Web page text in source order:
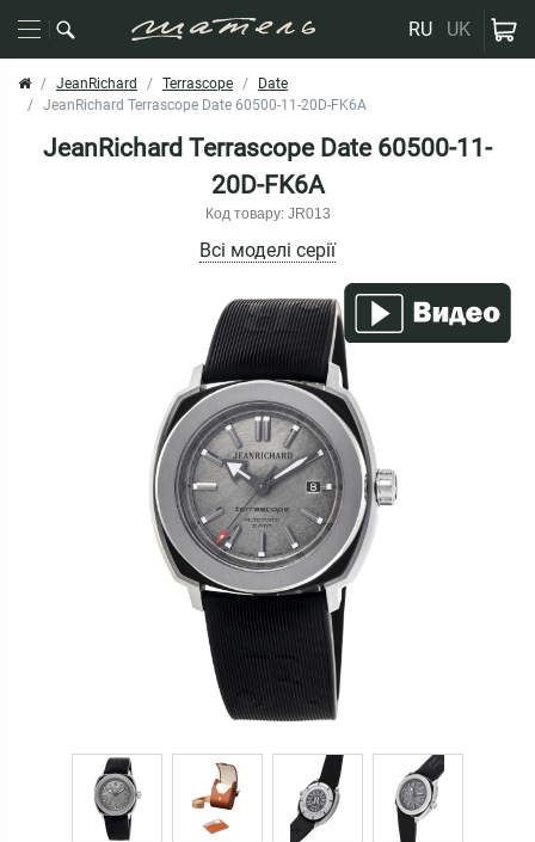
RU UK
JeanRichard Terrascope
Date
JeanRichard Terrascope Date 60500-11-20D-FK6A
JeanRichard Terrascope Date 60500-11-
20D-FK6A
Код товару: JR013
Всі моделі серії